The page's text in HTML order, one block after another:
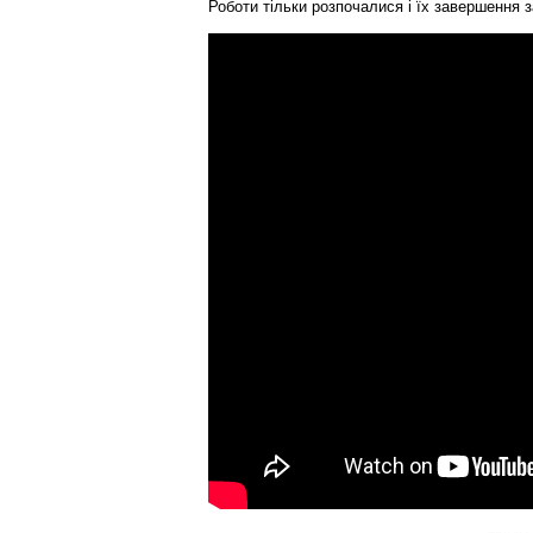
Роботи тільки розпочалися і їх завершення